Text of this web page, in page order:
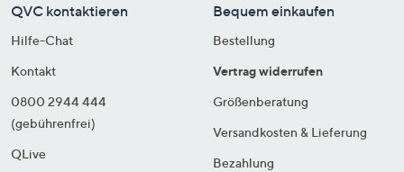
QVC kontaktieren
Hilfe-Chat
Kontakt
0800 2944 444
(gebührenfrei)
QLive
Bequem einkaufen
Bestellung
Vertrag widerrufen
Größenberatung
Versandkosten & Lieferung
Bezahlung